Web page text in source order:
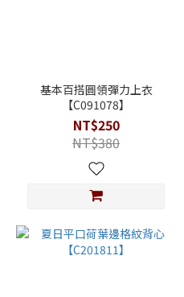
基本百搭圓領彈力上衣
【C091078】
NT$250
NT$380